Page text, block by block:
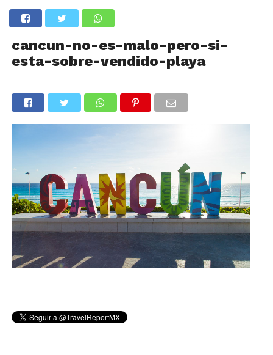
cancun-no-es-malo-pero-si-
esta-sobre-vendido-playa